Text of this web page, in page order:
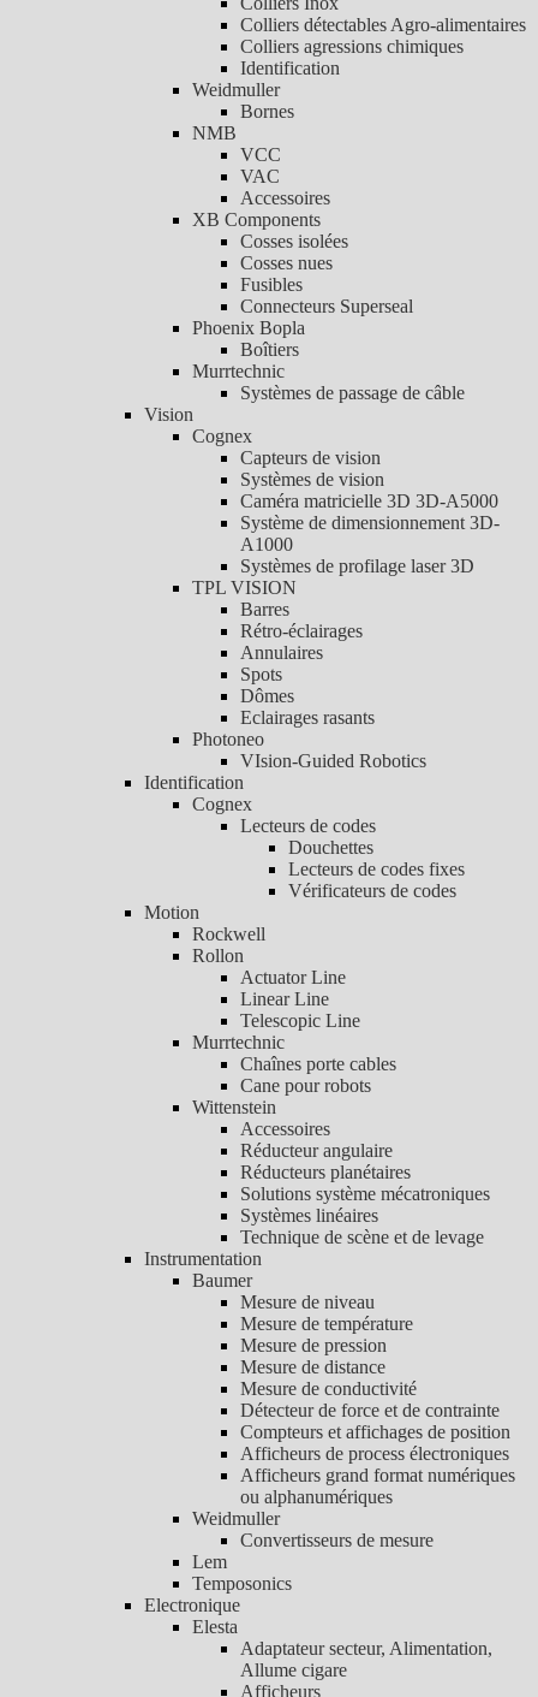
Colliers détectables Agro-alimentaires
Colliers agressions chimiques
Identification
Weidmuller
Bornes
NMB
VCC
VAC
Accessoires
XB Components
Cosses isolées
Cosses nues
Fusibles
Connecteurs Superseal
Phoenix Bopla
Boîtiers
Murrtechnic
Systèmes de passage de câble
Vision
Cognex
Capteurs de vision
Systèmes de vision
Caméra matricielle 3D 3D-A5000
Système de dimensionnement 3D-
A1000
Systèmes de profilage laser 3D
TPL VISION
Barres
Rétro-éclairages
Annulaires
Spots
Dômes
Eclairages rasants
Photoneo
VIsion-Guided Robotics
Identification
Cognex
Lecteurs de codes
Douchettes
Lecteurs de codes fixes
Vérificateurs de codes
Motion
Rockwell
Rollon
Actuator Line
Linear Line
Telescopic Line
Murrtechnic
Chaînes porte cables
Cane pour robots
Wittenstein
Accessoires
Réducteur angulaire
Réducteurs planétaires
Solutions système mécatroniques
Systèmes linéaires
Technique de scène et de levage
Instrumentation
Baumer
Mesure de niveau
Mesure de température
Mesure de pression
Mesure de distance
Mesure de conductivité
Détecteur de force et de contrainte
Compteurs et affichages de position
Afficheurs de process électroniques
Afficheurs grand format numériques
ou alphanumériques
Weidmuller
Convertisseurs de mesure
Lem
Temposonics
Electronique
Elesta
Adaptateur secteur, Alimentation,
Allume cigare
Afficheurs